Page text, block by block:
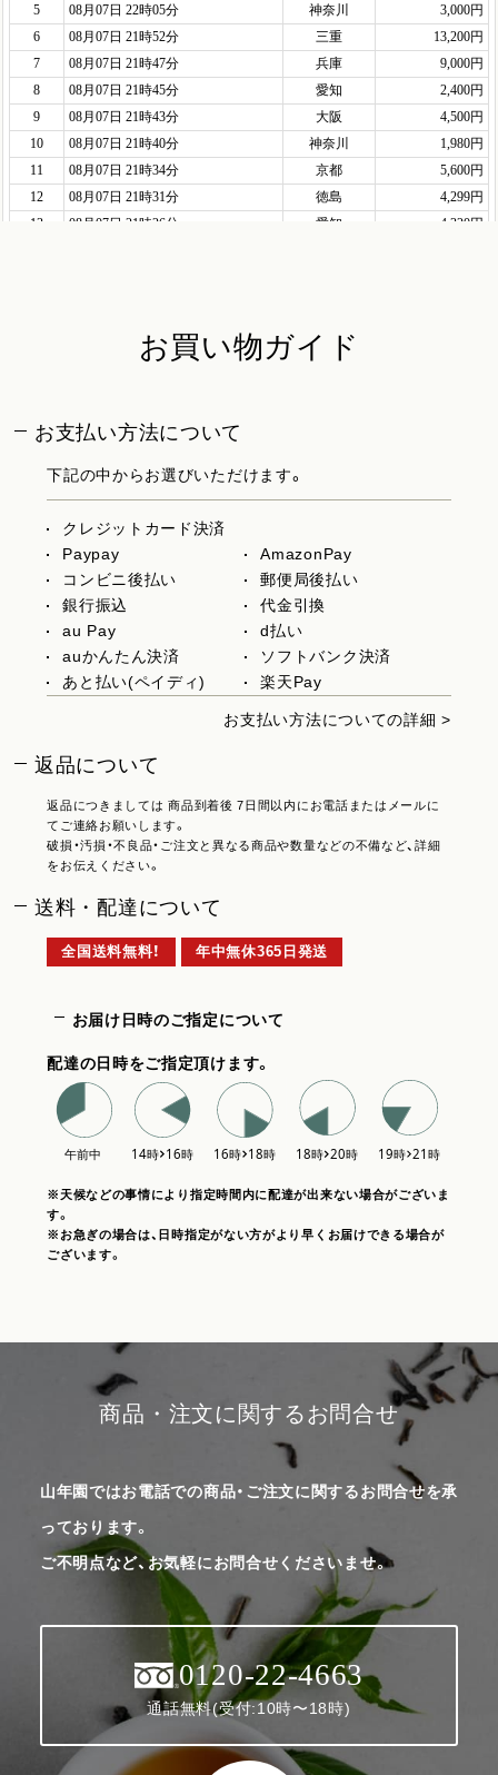
お買い物ガイド
お支払い方法について
下記の中からお選びいただけます。
クレジットカード決済
Paypay
AmazonPay
コンビニ後払い
郵便局後払い
銀行振込
代金引換
au Pay
d払い
auかんたん決済
ソフトバンク決済
あと払い(ペイディ)
楽天Pay
お支払い方法についての詳細 >
返品について
返品につきましては 商品到着後 7日間以内にお電話またはメールに
てご連絡お願いします。
破損・汚損・不良品・ご注文と異なる商品や数量などの不備など、詳細
をお伝えください。
送料・配達について
全国送料無料！ 年中無休365日発送
お届け日時のご指定について
配達の日時をご指定頂けます。
※天候などの事情により指定時間内に配達が出来ない場合がございま
す。
※お急ぎの場合は、日時指定がない方がより早くお届けできる場合が
ございます。
商品・注文に関するお問合せ
山年園ではお電話での商品・ご注文に関するお問合せを承
っております。
ご不明点など、お気軽にお問合せくださいませ。
0120-22-4663
通話無料(受付:10時〜18時)